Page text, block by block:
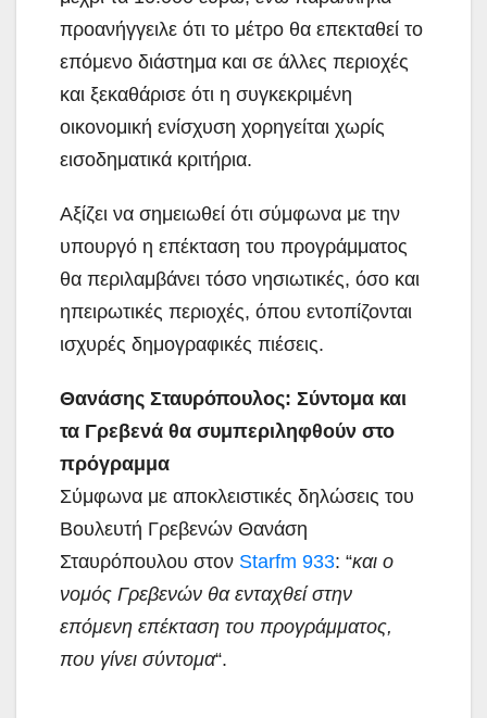
προανήγγειλε ότι το μέτρο θα επεκταθεί το
επόμενο διάστημα και σε άλλες περιοχές
και ξεκαθάρισε ότι η συγκεκριμένη
οικονομική ενίσχυση χορηγείται χωρίς
εισοδηματικά κριτήρια.
Αξίζει να σημειωθεί ότι σύμφωνα με την
υπουργό η επέκταση του προγράμματος
θα περιλαμβάνει τόσο νησιωτικές, όσο και
ηπειρωτικές περιοχές, όπου εντοπίζονται
ισχυρές δημογραφικές πιέσεις.
Θανάσης Σταυρόπουλος: Σύντομα και
τα Γρεβενά θα συμπεριληφθούν στο
πρόγραμμα
Σύμφωνα με αποκλειστικές δηλώσεις του
Βουλευτή Γρεβενών Θανάση
Σταυρόπουλου στον Starfm 933: “και ο
νομός Γρεβενών θα ενταχθεί στην
επόμενη επέκταση του προγράμματος,
που γίνει σύντομα“.